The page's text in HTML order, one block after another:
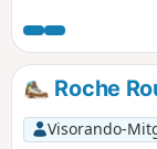
Am 28.12.18
Punkten (1) und
2018 Rechnung
(auf der Karte
Roche
Visorando-